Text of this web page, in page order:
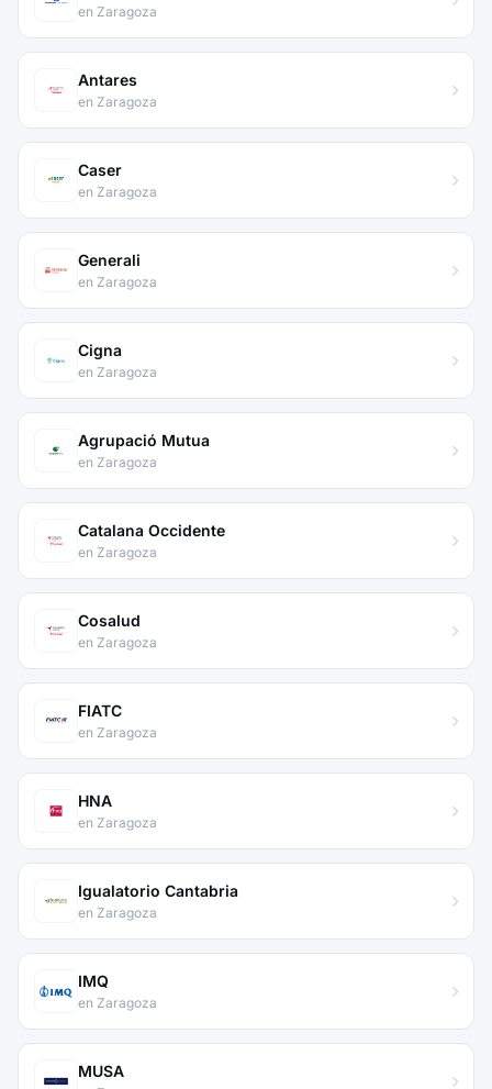
en Zaragoza
Antares
en Zaragoza
Caser
en Zaragoza
Generali
en Zaragoza
Cigna
en Zaragoza
Agrupació Mutua
en Zaragoza
Catalana Occidente
en Zaragoza
Cosalud
en Zaragoza
FIATC
en Zaragoza
HNA
en Zaragoza
Igualatorio Cantabria
en Zaragoza
IMQ
en Zaragoza
MUSA